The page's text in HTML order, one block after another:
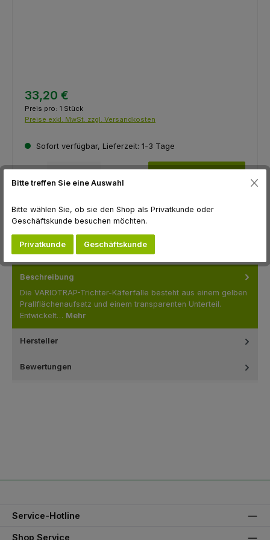
33,20 €
Preis pro: 1 Stück
Preise exkl. MwSt. zzgl. Versandkosten
Sofort verfügbar, Lieferzeit: 1-3 Tage
Produkt Anzahl: Gib den gewünschten Wert ein oder benutze die
Produktnummer:F07118
Beschreibung
Die VARIOTRAP-Trichter-Käferfalle besteht aus einem gelben
Prallflächenaufsatz und einem transparenten Unterteil.
Entwickelt… Mehr
Hersteller
Bewertungen
Service-Hotline
Shop Service
Bitte treffen Sie eine Auswahl
Bitte wählen Sie, ob sie den Shop als Privatkunde oder
Geschäftskunde besuchen möchten.
Privatkunde Geschäftskunde